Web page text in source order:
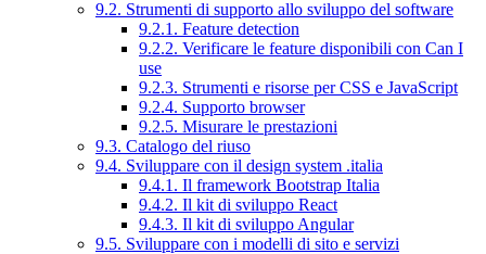
9.2. Strumenti di supporto allo sviluppo del software
9.2.1. Feature detection
9.2.2. Verificare le feature disponibili con Can I
use
9.2.3. Strumenti e risorse per CSS e JavaScript
9.2.4. Supporto browser
9.2.5. Misurare le prestazioni
9.3. Catalogo del riuso
9.4. Sviluppare con il design system .italia
9.4.1. Il framework Bootstrap Italia
9.4.2. Il kit di sviluppo React
9.4.3. Il kit di sviluppo Angular
9.5. Sviluppare con i modelli di sito e servizi